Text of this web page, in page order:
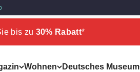
bis zu 30% Rabatt*
Wohnen Deutsches Museum